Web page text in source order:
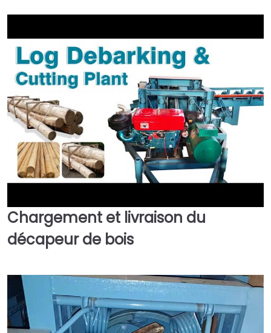
►
Chargement et livraison du
décapeur de bois